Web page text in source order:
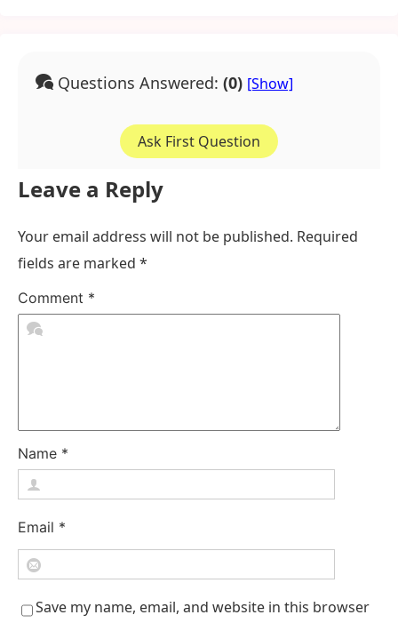
Questions Answered: (0)
Ask First Question
Leave a Reply
Your email address will not be published. Required
fields are marked *
Comment *
Name *
Email *
Save my name, email, and website in this browser